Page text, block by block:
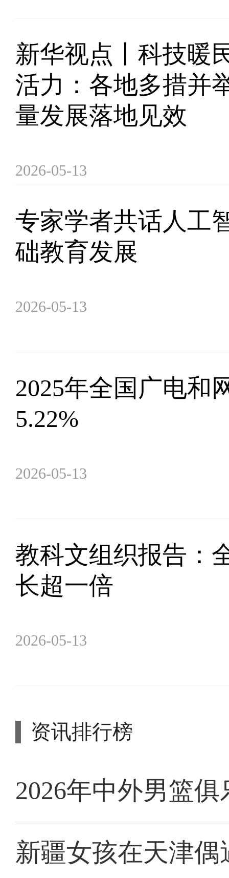
新华视点丨科技暖
活力：各地多措并
量发展落地见效
2026-05-13
专家学者共话人工
础教育发展
2026-05-13
2025年全国广电和
5.22%
2026-05-13
教科文组织报告：
长超一倍
2026-05-13
资讯排行榜
2026年中外男篮
新疆女孩在天津